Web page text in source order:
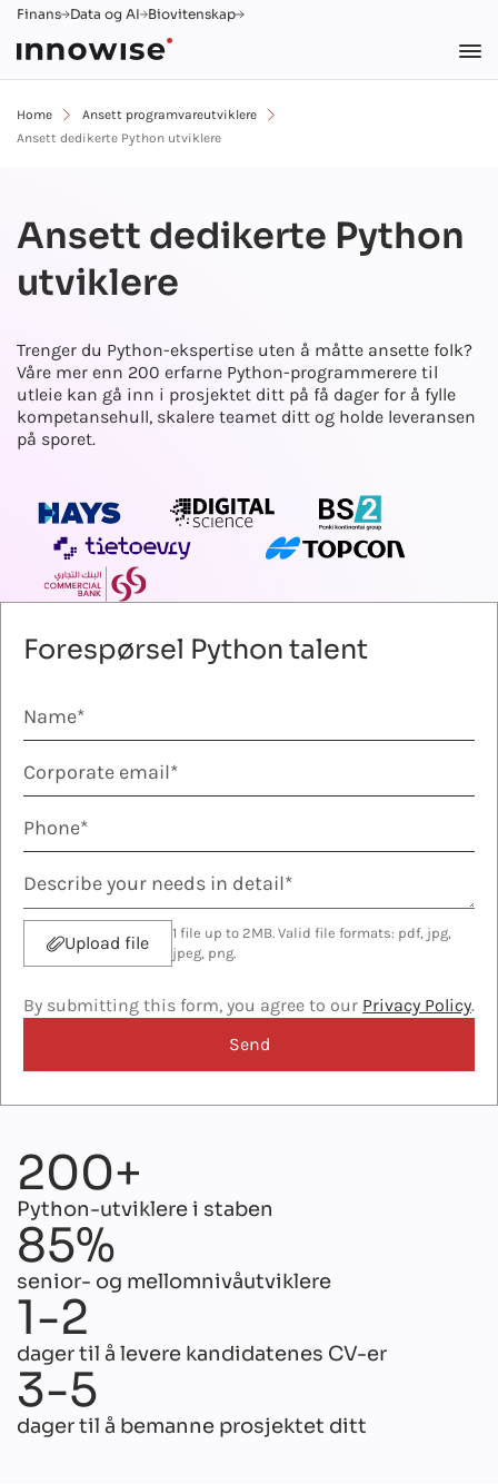
Finans Data og AI Biovitenskap
Home
Ansett programvareutviklere
Ansett dedikerte Python utviklere
Ansett dedikerte Python
utviklere
Trenger du Python-ekspertise uten å måtte ansette folk?
Våre mer enn 200 erfarne Python-programmerere til
utleie kan gå inn i prosjektet ditt på få dager for å fylle
kompetansehull, skalere teamet ditt og holde leveransen
på sporet.
Forespørsel Python talent
Upload file
1 file up to 2MB. Valid file formats: pdf, jpg,
jpeg, png.
By submitting this form, you agree to our Privacy Policy.
200+
Python-utviklere i staben
85%
senior- og mellomnivåutviklere
1-2
dager til å levere kandidatenes CV-er
3-5
dager til å bemanne prosjektet ditt